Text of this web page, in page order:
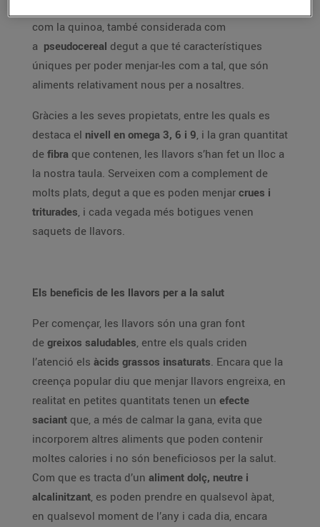
com la quinoa, també considerada com
a pseudocereal degut a que té característiques
úniques per poder menjar-les com a tal, que són
aliments relativament nous per a nosaltres.
Gràcies a les seves propietats, entre les quals es
destaca el nivell en omega 3, 6 i 9, i la gran quantitat
de fibra que contenen, les llavors s’han fet un lloc a
la nostra taula. Serveixen com a complement de
molts plats, degut a que es poden menjar crues i
triturades, i cada vegada més botigues venen
saquets de llavors.
Els beneficis de les llavors per a la salut
Per començar, les llavors són una gran font
de greixos saludables, entre els quals criden
l’atenció els àcids grassos insaturats. Encara que la
creença popular diu que menjar llavors engreixa, en
realitat en petites quantitats tenen un efecte
saciant que, a més de calmar la gana, evita que
incorporem altres aliments que poden contenir
moltes calories i no són beneficiosos per la salut.
Com que es tracta d’un aliment dolç, neutre i
alcalinitzant, es poden prendre en qualsevol àpat,
en qualsevol moment de l’any i cada dia, encara